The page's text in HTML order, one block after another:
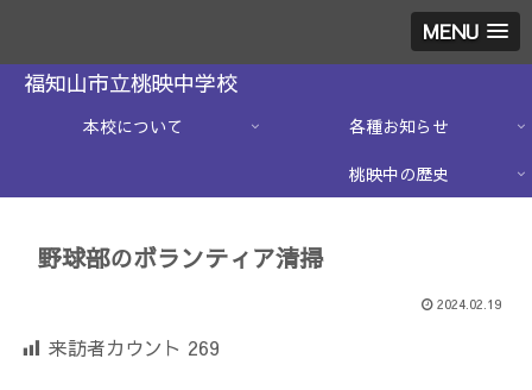
MENU
福知山市立桃映中学校
本校について
各種お知らせ
桃映中の歴史
野球部のボランティア清掃
2024.02.19
来訪者カウント 269